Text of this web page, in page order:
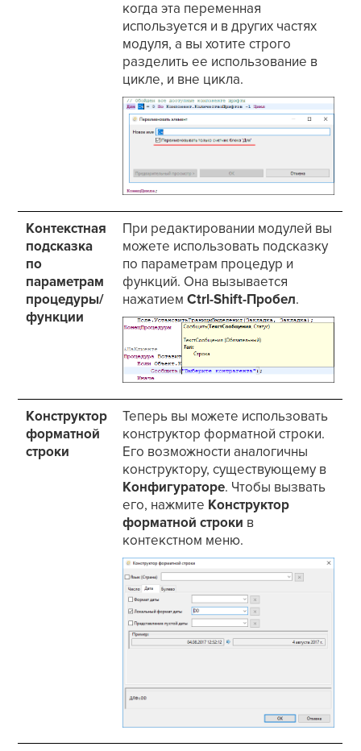
когда эта переменная
используется и в других частях
модуля, а вы хотите строго
разделить ее использование в
цикле, и вне цикла.
Контекстная
подсказка
по
параметрам
процедуры/
функции
При редактировании модулей вы
можете использовать подсказку
по параметрам процедур и
функций. Она вызывается
нажатиемCtrl-Shift-Пробел.
Конструктор
форматной
строки
Теперь вы можете использовать
конструктор форматной строки.
Его возможности аналогичны
конструктору, существующему в
Конфигураторе. Чтобы вызвать
его, нажмите Конструктор
форматной строки в
контекстном меню.